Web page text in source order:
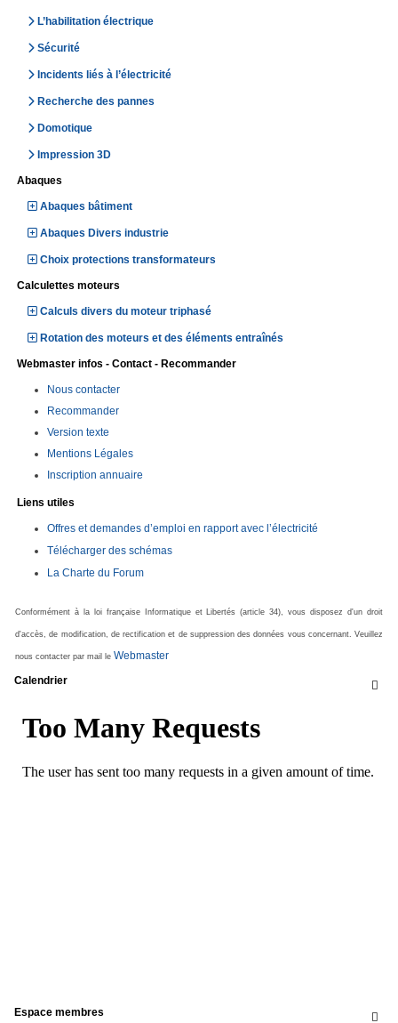
L’habilitation électrique
Sécurité
Incidents liés à l’électricité
Recherche des pannes
Domotique
Impression 3D
Abaques
Abaques bâtiment
Abaques Divers industrie
Choix protections transformateurs
Calculettes moteurs
Calculs divers du moteur triphasé
Rotation des moteurs et des éléments entraînés
Webmaster infos - Contact - Recommander
Nous contacter
Recommander
Version texte
Mentions Légales
Inscription annuaire
Liens utiles
Offres et demandes d’emploi en rapport avec l’électricité
Télécharger des schémas
La Charte du Forum
Conformément à la loi française Informatique et Libertés (article 34), vous disposez d'un droit
d'accès, de modification, de rectification et de suppression des données vous concernant. Veuillez
nous contacter par mail le Webmaster

Calendrier

Espace membres